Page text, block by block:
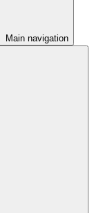
Main navigation